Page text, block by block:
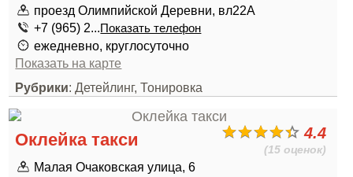
проезд Олимпийской Деревни, вл22А
+7 (965) 2...Показать телефон
ежедневно, круглосуточно
Показать на карте
Рубрики: Детейлинг, Тонировка
4.4
(15 оценок)
Оклейка такси
Малая Очаковская улица, 6